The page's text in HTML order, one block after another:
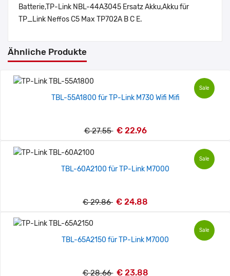
Batterie,TP-Link NBL-44A3045 Ersatz Akku,Akku für
TP_Link Neffos C5 Max TP702A B C E.
Ähnliche Produkte
Sale
TBL-55A1800 für TP-Link M730 Wifi Mifi
€ 27.55 € 22.96
Sale
TBL-60A2100 für TP-Link M7000
€ 29.86 € 24.88
Sale
TBL-65A2150 für TP-Link M7000
€ 28.66 € 23.88